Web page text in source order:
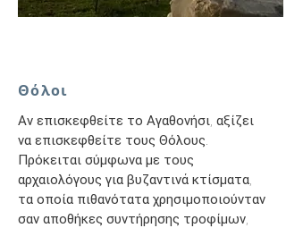
Θόλοι
Αν επισκεφθείτε το Αγαθονήσι, αξίζει
να επισκεφθείτε τους Θόλους.
Πρόκειται σύμφωνα με τους
αρχαιολόγους για βυζαντινά κτίσματα,
τα οποία πιθανότατα χρησιμοποιούνταν
σαν αποθήκες συντήρησης τροφίμων,